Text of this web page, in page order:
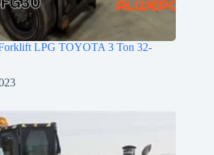
LPG TOYOTA 3 Ton 32-